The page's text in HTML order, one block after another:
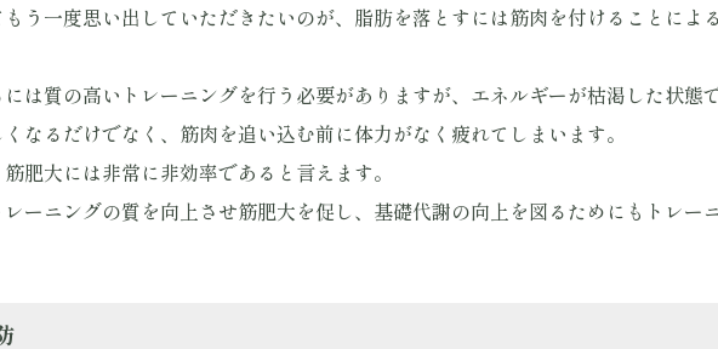
う一度思い出していただきたいのが、脂肪を落とすには筋肉を付けることによ
は質の高いトレーニングを行う必要がありますが、エネルギーが枯渇した状態
なるだけでなく、筋肉を追い込む前に体力がなく疲れてしまいます。
肥大には非常に非効率であると言えます。
ーニングの質を向上させ筋肥大を促し、基礎代謝の向上を図るためにもトレー